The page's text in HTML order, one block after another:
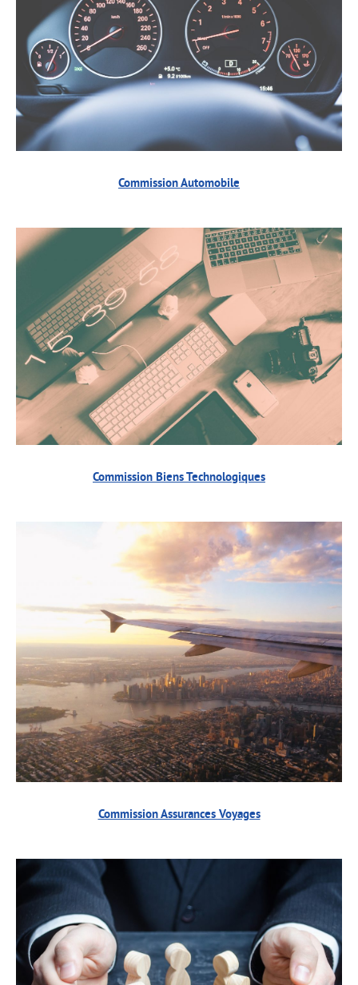
Commission Automobile
Commission Biens Technologiques
Commission Assurances Voyages